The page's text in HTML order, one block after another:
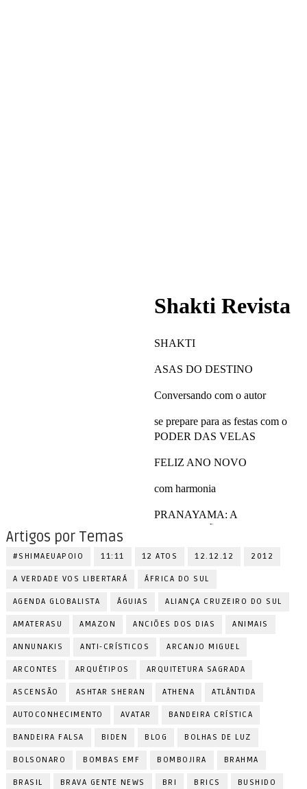
Artigos por Temas
#SHIMAEUAPOIO 11:11 12 ATOS 12.12.12 2012
A VERDADE VOS LIBERTARÁ ÁFRICA DO SUL
AGENDA GLOBALISTA ÁGUIAS ALIANÇA CRUZEIRO DO SUL
AMATERASU AMAZON ANCIÕES DOS DIAS ANIMAIS
ANNUNAKIS ANTI-CRÍSTICOS ARCANJO MIGUEL
ARCONTES ARQUÉTIPOS ARQUITETURA SAGRADA
ASCENSÃO ASHTAR SHERAN ATHENA ATLÂNTIDA
AUTOCONHECIMENTO AVATAR BANDEIRA CRÍSTICA
BANDEIRA FALSA BIDEN BLOG BOLHAS DE LUZ
BOLSONARO BOMBAS EMF BOMBOJIRA BRAHMA
BRASIL BRAVA GENTE NEWS BRI BRICS BUSHIDO